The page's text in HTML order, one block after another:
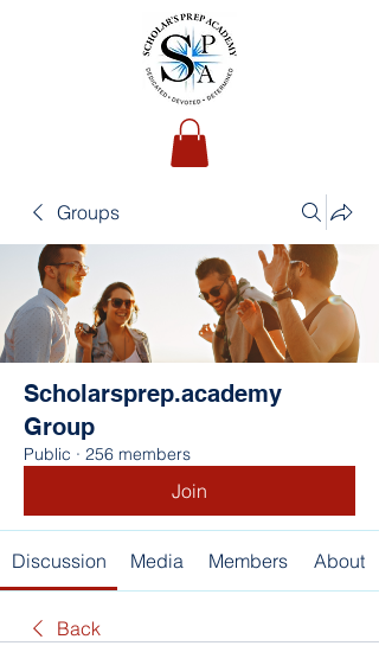
Groups
Scholarsprep.academy
Group
Public · 256 members
Join
Discussion Media Members About
Back